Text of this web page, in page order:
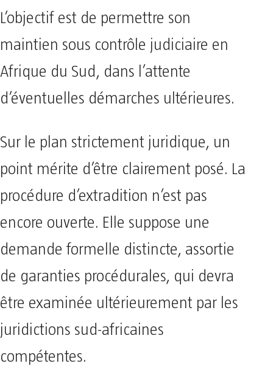
L’objectif est de permettre son
maintien sous contrôle judiciaire en
Afrique du Sud, dans l’attente
d’éventuelles démarches ultérieures.
Sur le plan strictement juridique, un
point mérite d’être clairement posé. La
procédure d’extradition n’est pas
encore ouverte. Elle suppose une
demande formelle distincte, assortie
de garanties procédurales, qui devra
être examinée ultérieurement par les
juridictions sud-africaines
compétentes.